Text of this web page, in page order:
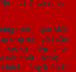
và & tại ngoại
thông qua việc
ứng mọi yêu cầu
kết đem đến cho
kết chất lượng
hàng luôn tốt